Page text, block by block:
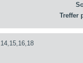
Treffer